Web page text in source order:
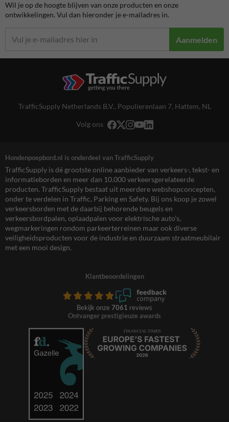
Wil je op de hoogte blijven van onze producten en onze
ontwikkelingen. Vul dan hieronder je e-mailadres in.
Aanmelden
TrafficSupply Netherlands B.V., Populierenlaan 7, Hattem, NL
Volg ons
Hondenpoepbord.nl is onderdeel van TrafficSupply
TrafficSupply is dé grootste online aanbieder van verkeers-, tekst- en
informatieborden en meer dan 10.000 verkeersgerelateerde
producten. TrafficSupply bestaat uit meerdere webshopconcepten,
onder te verdelen in Traffic, Parking en Safety. Bij ons koop je zowel
verkeersborden met de daarbij behorende beugels en
verkeersbordpalen, oplaadpalen voor elektrische auto’s,
wegmarkeringen rondom parkeerterreinen maar ook diverse
veiligheidsproducten voor de industrie en duurzaam straatmeubilair
met een mooi design.
Klantbeoordelingen
Bekijk onze 7061 reviews
Ontvanger prestigieuze awards